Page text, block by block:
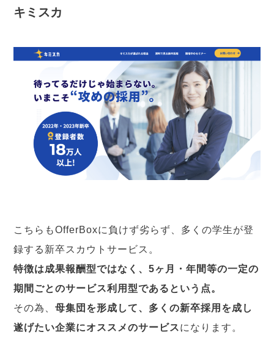
キミスカ
こちらもOfferBoxに負けず劣らず、多くの学生が登
録する新卒スカウトサービス。
特徴は成果報酬型ではなく、5ヶ月・年間等の一定の
期間ごとのサービス利用型であるという点。
その為、母集団を形成して、多くの新卒採用を成し
遂げたい企業にオススメのサービスになります。